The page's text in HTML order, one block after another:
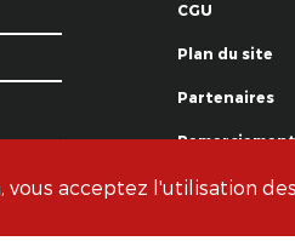
CGU
Plan du site
Partenaires
© La Grande
acceptez l'utilisation